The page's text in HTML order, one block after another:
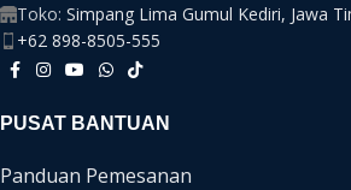
Toko: Simpang Lima Gumul Kediri, Jawa
+62 898-8505-555
PUSAT BANTUAN
Panduan Pemesanan